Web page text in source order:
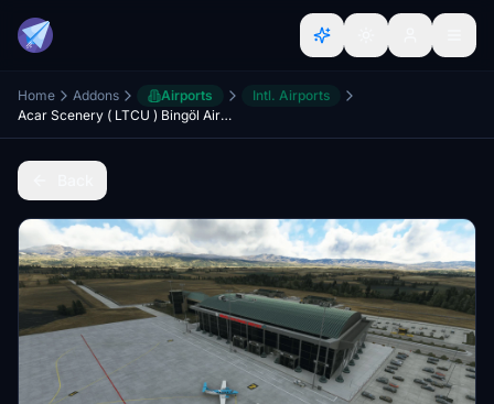
Home Addons Airports
Intl. Airports
Acar Scenery ( LTCU ) Bingöl Airport